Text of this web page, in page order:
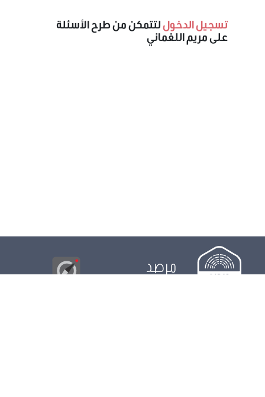
تسجيل الدخوللتتمكن من طرح الأسئلة
على مريم اللغماني
مرصد